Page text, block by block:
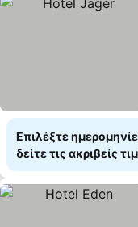
Επιλέξτε
δείτε τις ακριβείς